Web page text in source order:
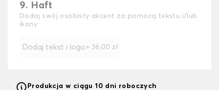
9. Haft
Dodaj swój osobisty akcent za pomocą tekstu i/lub
ikony
Dodaj tekst i logo+ 36,00 zł
Produkcja w ciągu 10 dni roboczych